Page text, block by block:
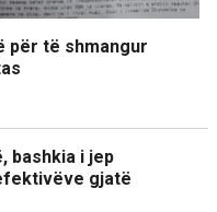
për të shmangur
bashkia i jep
gjatë